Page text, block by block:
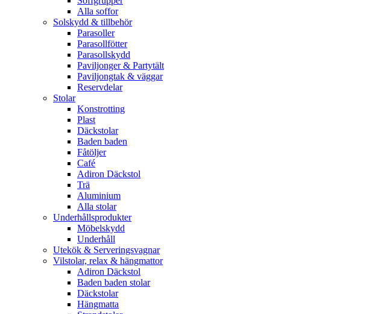
Alla soffor
Solskydd & tillbehör
Parasoller
Parasollfötter
Parasollskydd
Paviljonger & Partytält
Paviljongtak & väggar
Reservdelar
Stolar
Konstrotting
Plast
Däckstolar
Baden baden
Fåtöljer
Café
Adiron Däckstol
Trä
Aluminium
Alla stolar
Underhållsprodukter
Möbelskydd
Underhåll
Utekök & Serveringsvagnar
Vilstolar, relax & hängmattor
Adiron Däckstol
Baden baden stolar
Däckstolar
Hängmatta